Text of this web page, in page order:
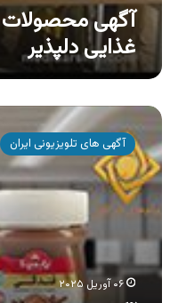
آگهی محصولات
غذایی دلپذیر
آگهی
پارمیدا
،
طعم
واقعی
شکلات
آگهی های تلویزیونی ایران
۰۶ آوریل ۲۰۲۵